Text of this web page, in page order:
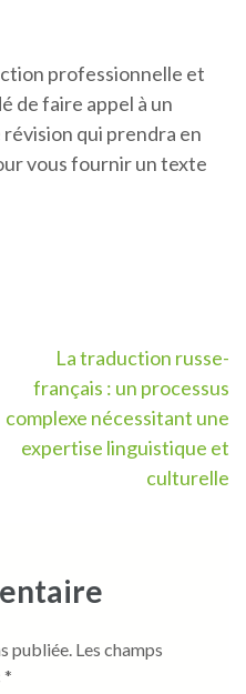
professionnelle et
de faire appel à un
qui prendra en
vous fournir un texte
La traduction russe-
français : un processus
complexe nécessitant une
expertise linguistique et
culturelle
publiée. Les champs
*